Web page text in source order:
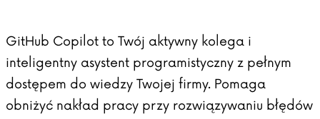
GitHub Copilot to Twój aktywny kolega i
inteligentny asystent programistyczny z pełnym
dostępem do wiedzy Twojej firmy. Pomaga
obniżyć nakład pracy przy rozwiązywaniu błędów